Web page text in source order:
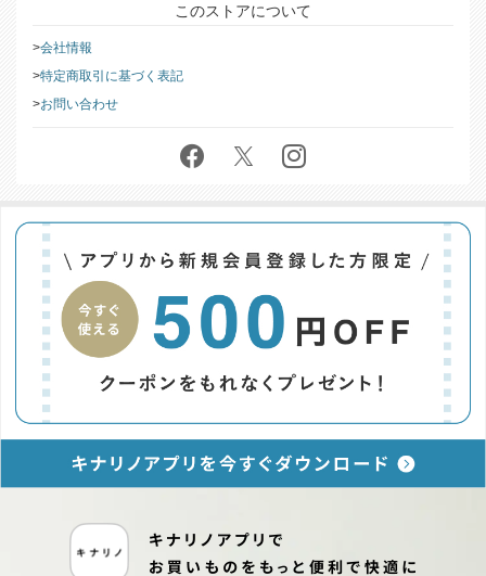
このストアについて
会社情報
特定商取引に基づく表記
お問い合わせ